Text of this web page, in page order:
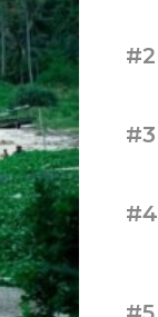
#2
#3
#4